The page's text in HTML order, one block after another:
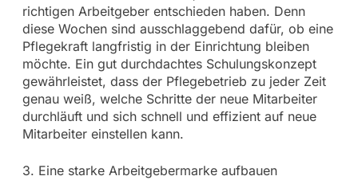
richtigen Arbeitgeber entschieden haben. Denn
diese Wochen sind ausschlaggebend dafür, ob eine
Pflegekraft langfristig in der Einrichtung bleiben
möchte. Ein gut durchdachtes Schulungskonzept
gewährleistet, dass der Pflegebetrieb zu jeder Zeit
genau weiß, welche Schritte der neue Mitarbeiter
durchläuft und sich schnell und effizient auf neue
Mitarbeiter einstellen kann.
3. Eine starke Arbeitgebermarke aufbauen